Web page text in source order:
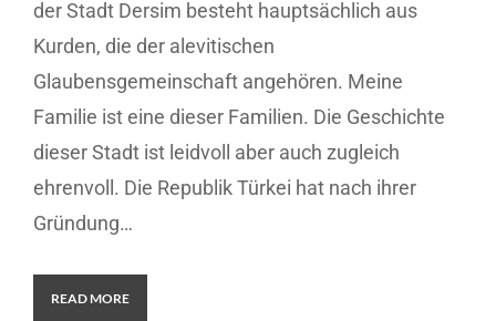
der Stadt Dersim besteht hauptsächlich aus
Kurden, die der alevitischen
Glaubensgemeinschaft angehören. Meine
Familie ist eine dieser Familien. Die Geschichte
dieser Stadt ist leidvoll aber auch zugleich
ehrenvoll. Die Republik Türkei hat nach ihrer
Gründung…
READ MORE